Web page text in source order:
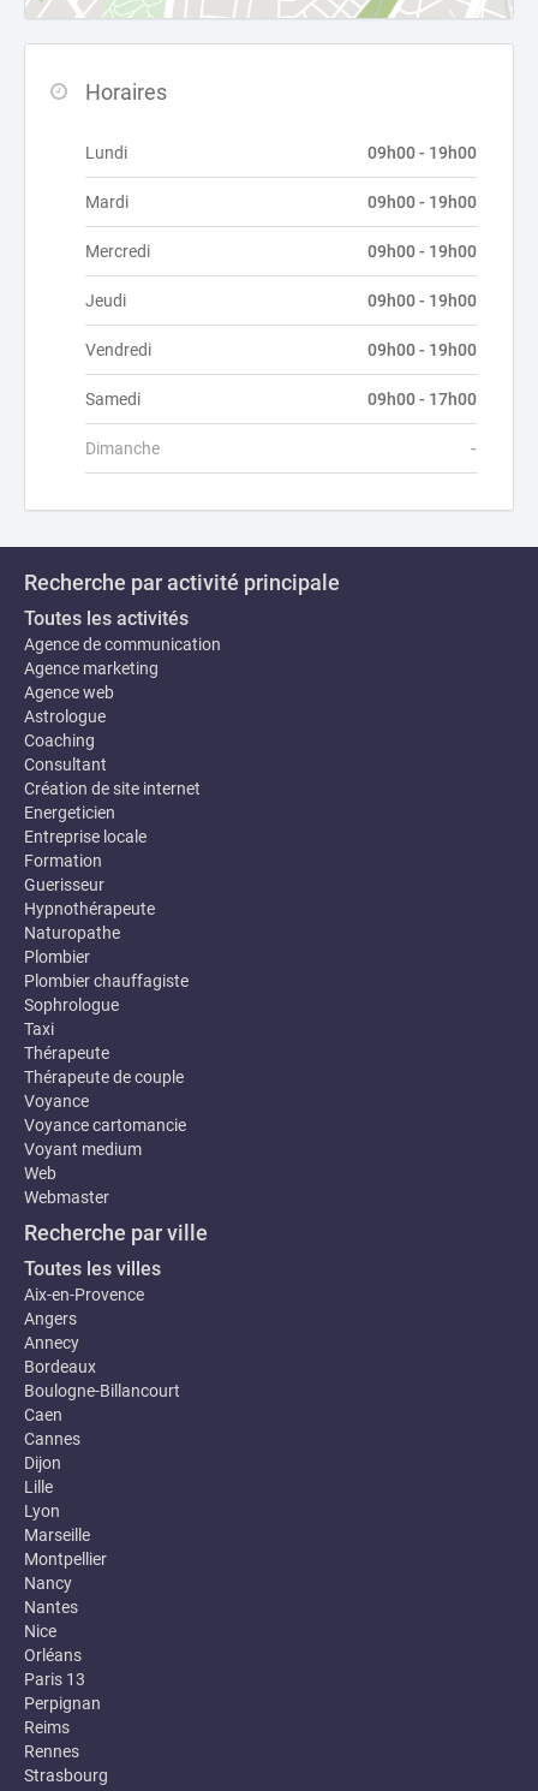
Horaires
Lundi 09h00 - 19h00
Mardi 09h00 - 19h00
Mercredi 09h00 - 19h00
Jeudi 09h00 - 19h00
Vendredi 09h00 - 19h00
Samedi 09h00 - 17h00
Dimanche -
Recherche par activité principale
Toutes les activités
Agence de communication
Agence marketing
Agence web
Astrologue
Coaching
Consultant
Création de site internet
Energeticien
Entreprise locale
Formation
Guerisseur
Hypnothérapeute
Naturopathe
Plombier
Plombier chauffagiste
Sophrologue
Taxi
Thérapeute
Thérapeute de couple
Voyance
Voyance cartomancie
Voyant medium
Web
Webmaster
Recherche par ville
Toutes les villes
Aix-en-Provence
Angers
Annecy
Bordeaux
Boulogne-Billancourt
Caen
Cannes
Dijon
Lille
Lyon
Marseille
Montpellier
Nancy
Nantes
Nice
Orléans
Paris 13
Perpignan
Reims
Rennes
Strasbourg